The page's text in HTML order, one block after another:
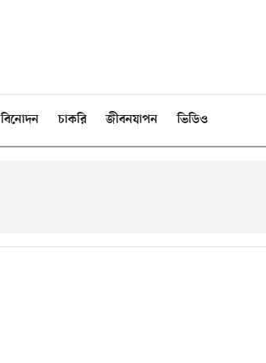
বিনোদন চাকরি জীবনযাপন ভিডিও